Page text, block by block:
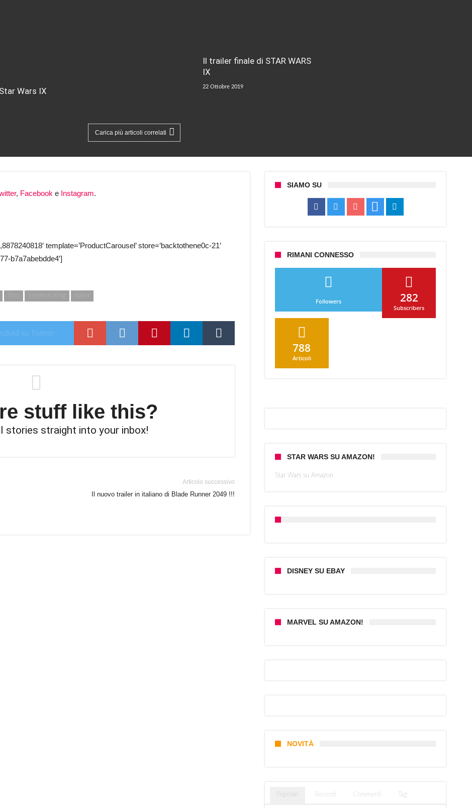
Wars IX
Il trailer finale di STAR WARS
IX
22 Ottobre 2019
Carica più articoli correlati
, Facebook e Instagram.
template=’ProductCarousel’ store=’backtothene0c-21′
b7a7abebdde4′]
libro Stephen King trailer
su Twitter
stuff like this?
stories straight into your inbox!
Articolo successivo
Il nuovo trailer in italiano di Blade Runner 2049 !!!
SIAMO SU
RIMANI CONNESSO
Followers 282
Subscribers
788
Articoli
STAR WARS SU AMAZON!
Star Wars su Amazon
DISNEY SU EBAY
MARVEL SU AMAZON!
NOVITÀ
Popolari Recenti Commenti Tag